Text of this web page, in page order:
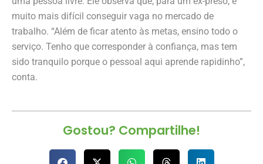
muito mais difícil conseguir vaga no mercado de
trabalho. “Além de ficar atento às metas, ensino todo o
serviço. Tenho que corresponder à confiança, mas tem
sido tranquilo porque o pessoal aqui aprende rapidinho”,
conta.
Gostou? Compartilhe!